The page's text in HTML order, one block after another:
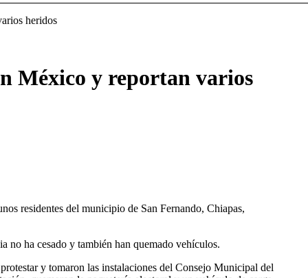
heridos
México y reportan varios
residentes del municipio de San Fernando, Chiapas,
no ha cesado y también han quemado vehículos.
y tomaron las instalaciones del Consejo Municipal del